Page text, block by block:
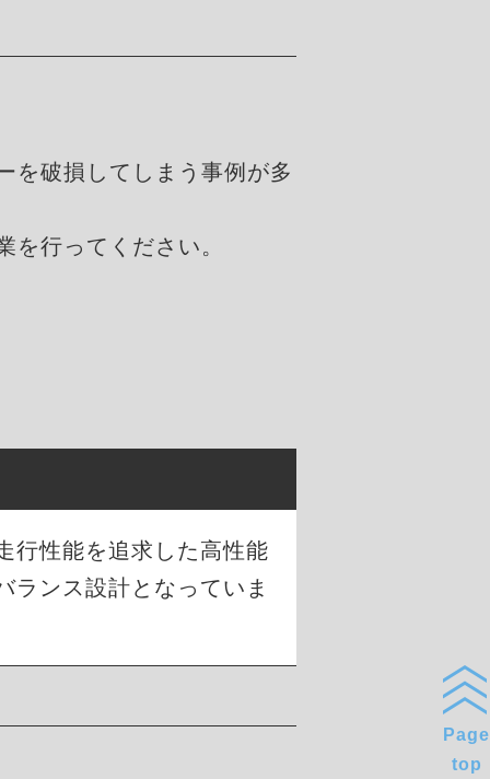
を破損してしまう事例が多
行ってください。
行性能を追求した高性能
ランス設計となっていま
Page
top